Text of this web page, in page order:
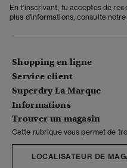
En t'inscrivant, tu acceptes de
plus d'informations, consulte notre
Shopping en ligne
Service client
Superdry La Marque
Informations
Trouver un magasin
Cette rubrique vous permet de
LOCALISATEUR DE